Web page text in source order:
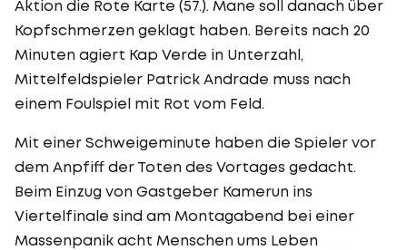
Aktion die Rote Karte (57.). Mane soll danach über
Kopfschmerzen geklagt haben. Bereits nach 20
Minuten agiert Kap Verde in Unterzahl,
Mittelfeldspieler Patrick Andrade muss nach
einem Foulspiel mit Rot vom Feld.
Mit einer Schweigeminute haben die Spieler vor
dem Anpfiff der Toten des Vortages gedacht.
Beim Einzug von Gastgeber Kamerun ins
Viertelfinale sind am Montagabend bei einer
Massenpanik acht Menschen ums Leben